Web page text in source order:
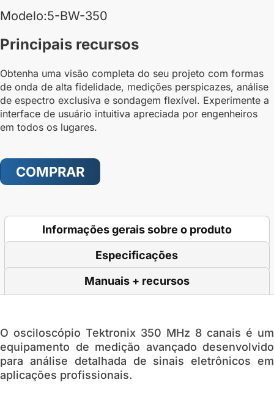
Modelo:5-BW-350
Principais recursos
Obtenha uma visão completa do seu projeto com formas
de onda de alta fidelidade, medições perspicazes, análise
de espectro exclusiva e sondagem flexível. Experimente a
interface de usuário intuitiva apreciada por engenheiros
em todos os lugares.
COMPRAR
Informações gerais sobre o produto
Especificações
Manuais + recursos
O osciloscópio Tektronix 350 MHz 8 canais é um
equipamento de medição avançado desenvolvido
para análise detalhada de sinais eletrônicos em
aplicações profissionais.